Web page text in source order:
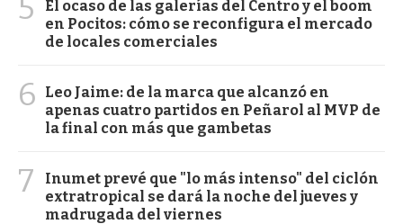
5
El ocaso de las galerías del Centro y el boom
en Pocitos: cómo se reconfigura el mercado
de locales comerciales
6
Leo Jaime: de la marca que alcanzó en
apenas cuatro partidos en Peñarol al MVP de
la final con más que gambetas
7
Inumet prevé que "lo más intenso" del ciclón
extratropical se dará la noche del jueves y
madrugada del viernes